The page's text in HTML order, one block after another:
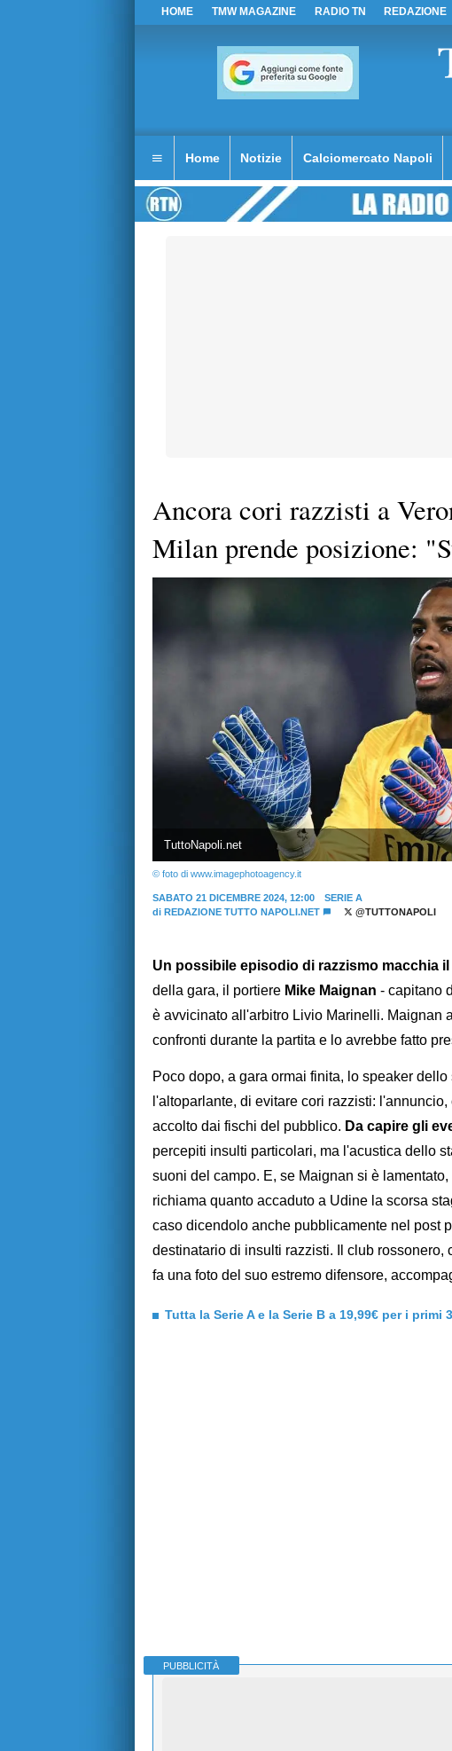
HOME TMW MAGAZINE RADIO TN REDAZIONE
Home Notizie Calciomercato Napoli
Ancora cori razzisti a
Milan prende posizione:
TuttoNapoli.net
© foto di www.imagephotoagency.it
SABATO 21 DICEMBRE 2024, 12:00
SERIE A
di REDAZIONE TUTTO NAPOLI.NET @TUTTONAPOLI
Un possibile episodio di razzismo macchia
della gara, il portiere Mike Maignan - capitano
è avvicinato all'arbitro Livio Marinelli. Maignan
confronti durante la partita e lo avrebbe fatto
Poco dopo, a gara ormai finita, lo speaker
l'altoparlante, di evitare cori razzisti:
accolto dai fischi del pubblico. Da capire gli
percepiti insulti particolari, ma l'acustica dello
suoni del campo. E, se Maignan si è
richiama quanto accaduto a Udine la scorsa
caso dicendolo anche pubblicamente nel post
destinatario di insulti razzisti. Il club
fa una foto del suo estremo difensore,
Tutta la Serie A e la Serie B a 19,99€ per i
PUBBLICITÀ